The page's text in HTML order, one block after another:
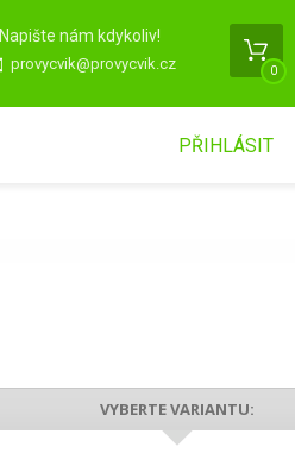
Napište nám kdykoliv!
provycvik@provycvik.cz 0
PŘIHLÁSIT
VYBERTE VARIANTU: